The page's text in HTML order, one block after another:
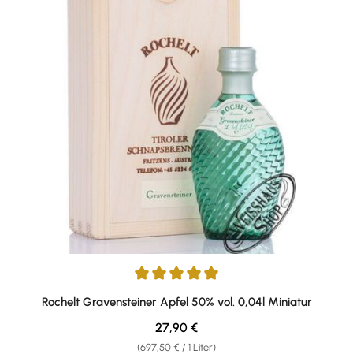
Durchschnittliche Bewertung von 5 von 5 Sternen
Rochelt Gravensteiner Apfel 50% vol. 0,04l Miniatur
(697,50 € / 1 Liter)
Regulärer Preis:
27,90 €